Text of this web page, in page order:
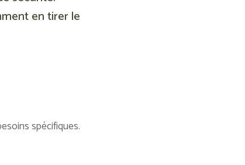
en tirer le
spécifiques.